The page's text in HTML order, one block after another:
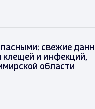
свежие
клещей и инфекций,
области